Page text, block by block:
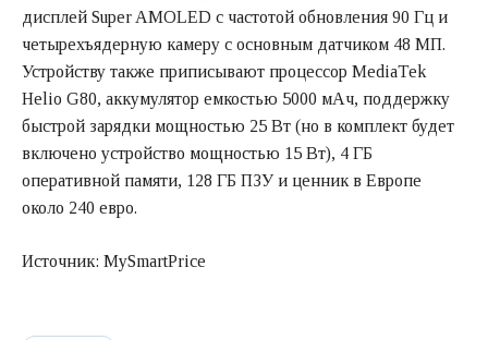
дисплей Super AMOLED с частотой обновления 90 Гц и
четырехъядерную камеру с основным датчиком 48 МП.
Устройству также приписывают процессор MediaTek
Helio G80, аккумулятор емкостью 5000 мАч, поддержку
быстрой зарядки мощностью 25 Вт (но в комплект будет
включено устройство мощностью 15 Вт), 4 ГБ
оперативной памяти, 128 ГБ ПЗУ и ценник в Европе
около 240 евро.
Источник: MySmartPrice